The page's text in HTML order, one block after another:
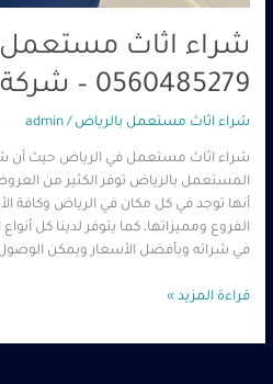
شراء اثاث مستعمل
0560485279 – شركة ابو العز
شراء اثاث مستعمل بالرياض /
admin
شراء اثاث مستعمل في الرياض حيث أن
المستعمل بالرياض توفر الكثير من
أنها توجد في كل مكان في الرياض وكافة
الفروع ومميزاتها، كما يتوفر لدينا كل
في شرائه وبأفضل الأسعار ويمكن
قراءة المزيد »